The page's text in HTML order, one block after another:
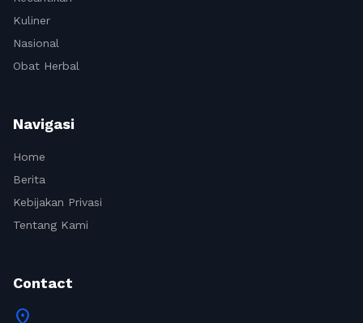
Kuliner
Nasional
Obat Herbal
Navigasi
Home
Berita
Kebijakan Privasi
Tentang Kami
Contact
location_on